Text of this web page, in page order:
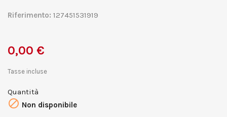
Riferimento: 127451531919
0,00 €
Tasse incluse
Quantità
 Non disponibile